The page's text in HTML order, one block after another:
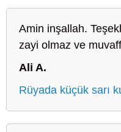
Amin inşallah.
zayi olmaz ve
Ali A.
Rüyada küçük sarı